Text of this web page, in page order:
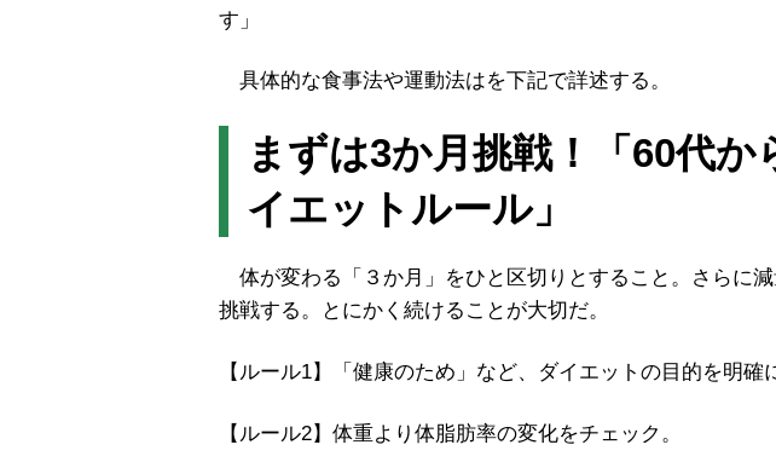
す」
具体的な食事法や運動法はを下記で詳述する。
まずは3か月挑戦！「60代か
イエットルール」
体が変わる「３か月」をひと区切りとすること。さらに減
挑戦する。とにかく続けることが大切だ。
【ルール1】「健康のため」など、ダイエットの目的を明確
【ルール2】体重より体脂肪率の変化をチェック。